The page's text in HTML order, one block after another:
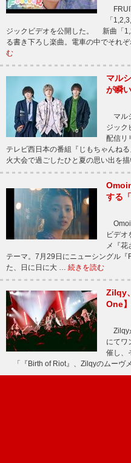
「
ジックビデオを公開した。 新曲「
る書き下ろし楽曲。電車の中でそれ
む
マル
が瞬
マル
ジッ
配信リ
テレビ西日本の番組『じもちゃんね
火大会で過ごしたひと夏の思い出を
する
ビデ
メ『花
テーマ。7月29日にニューシングル
た、日に日に大 … 続きを読む
Zilqy
One
Zilqy
にてワ
催し、
「『Birth of Riot』、Zilqyのムーヴ